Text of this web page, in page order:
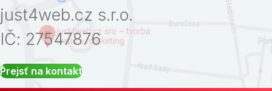
just4web.cz s.r.o.
IČ: 27547876
Prejsť na kontakt